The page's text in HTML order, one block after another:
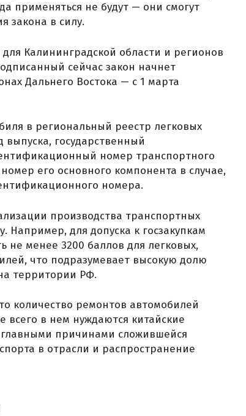
применяться не будут — они смогут
закона в силу.
Калининградской области и регионов
сейчас закон начнет
Дальнего Востока — с 1 марта
в региональный реестр легковых
государственный
номер транспортного
его основного компонента в случае,
номера.
производства транспортных
Например, для допуска к госзакупкам
не менее 3200 баллов для легковых,
что подразумевает высокую долю
территории РФ.
количество ремонтов автомобилей
всего в нем нуждаются китайские
причинами сложившейся
в отрасли и распространение